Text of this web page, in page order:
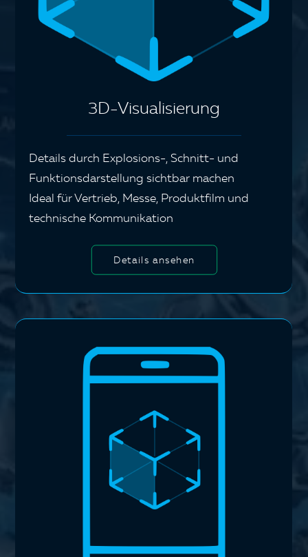
3D-Visualisierung
Details durch Explosions-, Schnitt- und
Funktionsdarstellung sichtbar machen
Ideal für Vertrieb, Messe, Produktfilm und
technische Kommunikation
Details ansehen